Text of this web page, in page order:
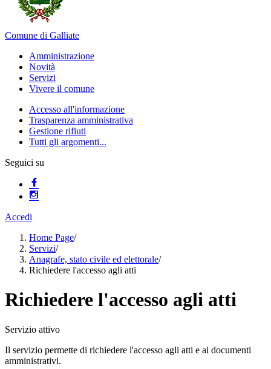
Comune di Galliate
Amministrazione
Novità
Servizi
Vivere il comune
Accesso all'informazione
Trasparenza amministrativa
Gestione rifiuti
Tutti gli argomenti...
Seguici su
Accedi
Home Page/
Servizi/
Anagrafe, stato civile ed elettorale/
Richiedere l'accesso agli atti
Richiedere l'accesso agli atti
Servizio attivo
Il servizio permette di richiedere l'accesso agli atti e ai documenti
amministrativi.